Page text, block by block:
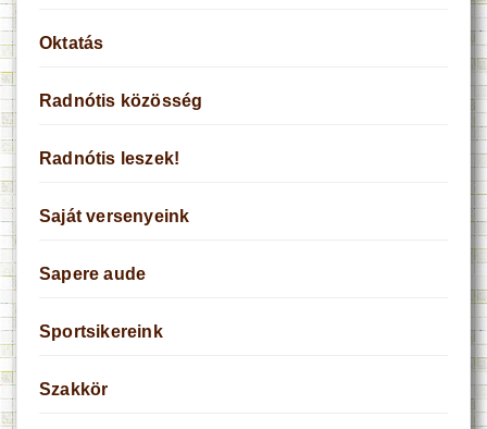
Oktatás
Radnótis közösség
Radnótis leszek!
Saját versenyeink
Sapere aude
Sportsikereink
Szakkör